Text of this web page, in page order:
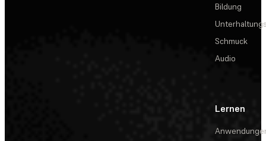
Bildung
Schmuck
Audio
Lernen